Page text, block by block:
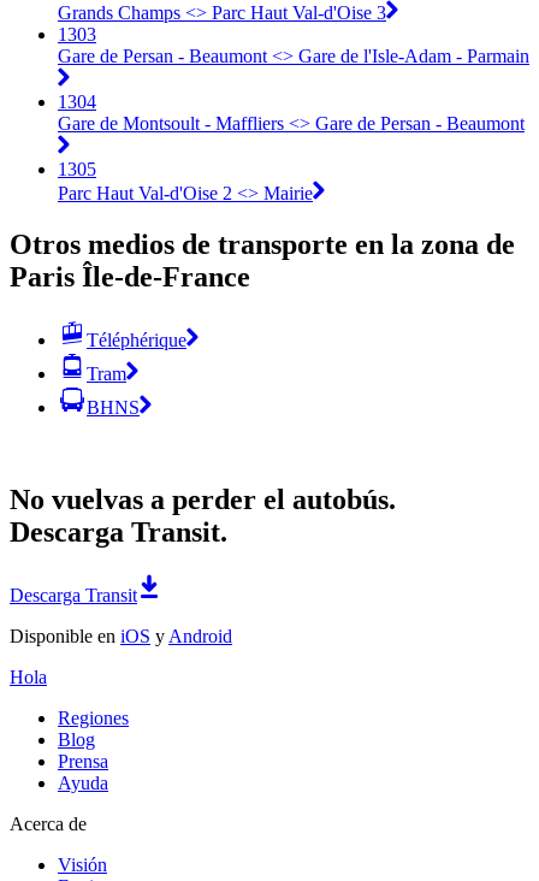
Grands Champs <> Parc Haut Val-d'Oise 3
1303
Gare de Persan - Beaumont <> Gare de l'Isle-Adam - Parmain
1304
Gare de Montsoult - Maffliers <> Gare de Persan - Beaumont
1305
Parc Haut Val-d'Oise 2 <> Mairie
Otros medios de transporte en la zona de
Paris Île-de-France
Téléphérique
Tram
BHNS
No vuelvas a perder el autobús.
Descarga Transit.
Descarga Transit
Disponible en iOS y Android
Hola
Regiones
Blog
Prensa
Ayuda
Acerca de
Visión